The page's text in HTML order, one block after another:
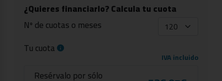
¿Quieres financiarlo? Calcula tu cuota
Nº de cuotas o meses
Tu cuota
IVA incluido
Resérvalo por sólo